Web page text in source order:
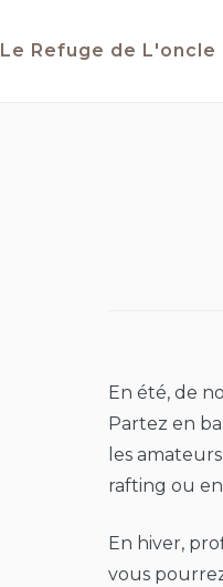
Le Refuge de L'oncle
En été, de
Partez en
les
rafting ou
En hiver,
vous